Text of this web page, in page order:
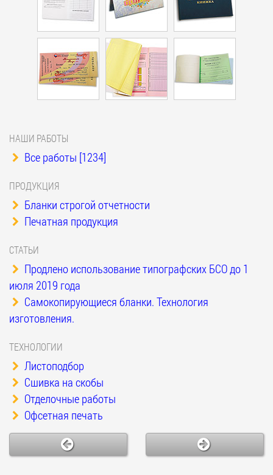
НАШИ РАБОТЫ
Все работы [1234]
ПРОДУКЦИЯ
Бланки строгой отчетности
Печатная продукция
СТАТЬИ
Продлено использование типографских БСО до 1
июля 2019 года
Самокопирующиеся бланки. Технология
изготовления.
ТЕХНОЛОГИИ
Листоподбор
Сшивка на скобы
Отделочные работы
Офсетная печать